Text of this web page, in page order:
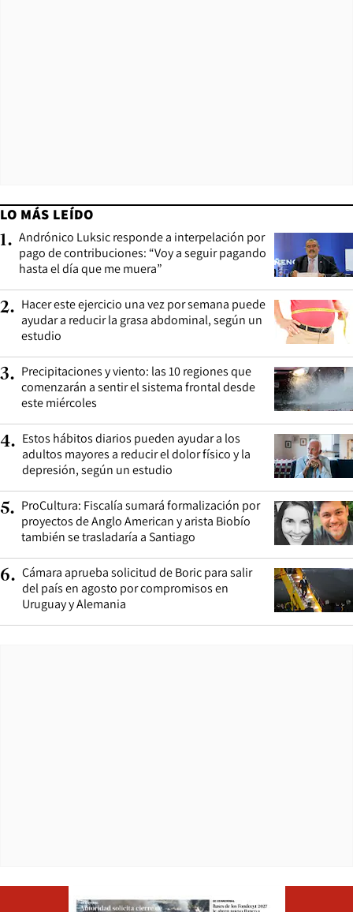
LO MÁS LEÍDO
1. Andrónico Luksic responde a interpelación por
pago de contribuciones: “Voy a seguir pagando
hasta el día que me muera”
2. Hacer este ejercicio una vez por semana puede
ayudar a reducir la grasa abdominal, según un
estudio
3. Precipitaciones y viento: las 10 regiones que
comenzarán a sentir el sistema frontal desde
este miércoles
4. Estos hábitos diarios pueden ayudar a los
adultos mayores a reducir el dolor físico y la
depresión, según un estudio
5. ProCultura: Fiscalía sumará formalización por
proyectos de Anglo American y arista Biobío
también se trasladaría a Santiago
6. Cámara aprueba solicitud de Boric para salir
del país en agosto por compromisos en
Uruguay y Alemania